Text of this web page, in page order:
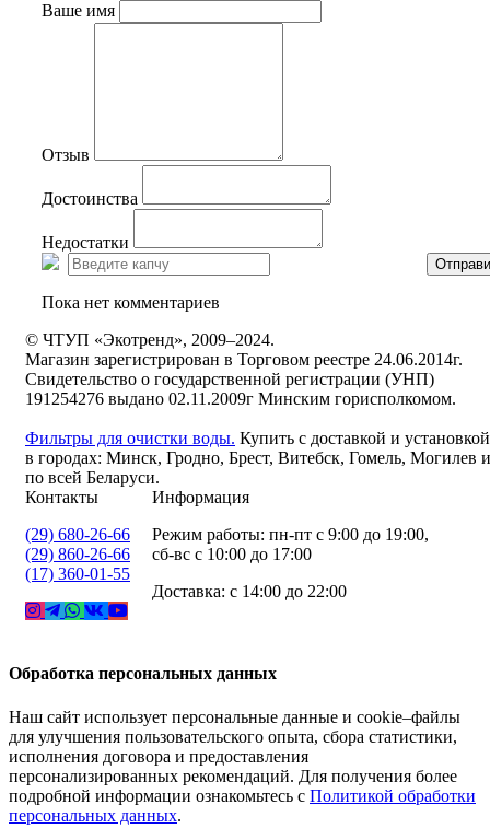
Ваше имя
Отзыв
Достоинства
Недостатки
Пока нет комментариев
© ЧТУП «Экотренд», 2009–2024.
Магазин зарегистрирован в Торговом реестре 24.06.2014г.
Свидетельство о государственной регистрации (УНП)
191254276 выдано 02.11.2009г Минским горисполкомом.
Фильтры для очистки воды. Купить с доставкой и установкой
в городах: Минск, Гродно, Брест, Витебск, Гомель, Могилев и
по всей Беларуси.
Контакты
(29) 680-26-66
(29) 860-26-66
(17) 360-01-55
Информация
Режим работы: пн-пт с 9:00 до 19:00,
сб-вс с 10:00 до 17:00
Доставка: с 14:00 до 22:00
Обработка персональных данных
Наш сайт использует персональные данные и cookie–файлы
для улучшения пользовательского опыта, сбора статистики,
исполнения договора и предоставления
персонализированных рекомендаций. Для получения более
подробной информации ознакомьтесь с Политикой обработки
персональных данных.